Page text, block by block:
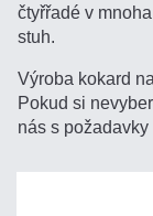
čtyřřadé v
stuh.
Výroba kokard
Pokud si
nás s